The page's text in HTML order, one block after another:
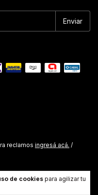
de cookies para agilizar tu
reclamos ingresá acá. /
2026. Todos los derechos